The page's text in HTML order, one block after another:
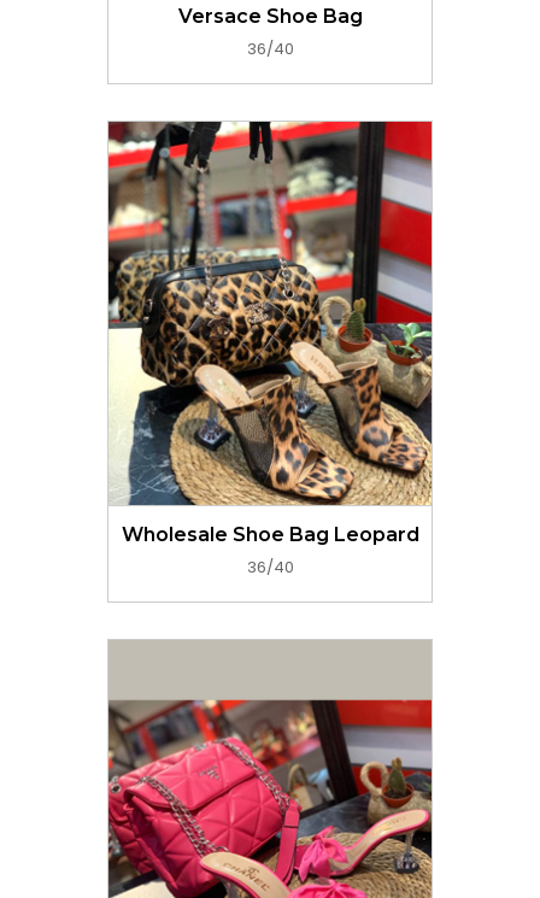
Versace Shoe Bag
36/40
GET PRICE NOW
Wholesale Shoe Bag Leopard
36/40